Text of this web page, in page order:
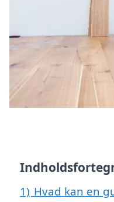
1) Hvad kan en